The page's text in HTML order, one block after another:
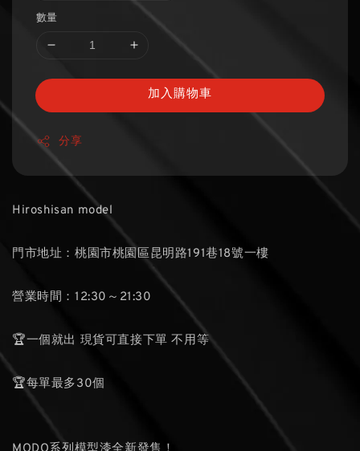
數量
加入購物車
分享
Hiroshisan model
門市地址：桃園市桃園區昆明路191巷18號一樓
營業時間：12:30～21:30
🏆一個就出 現貨可直接下單 不用等
🏆每單最多30個